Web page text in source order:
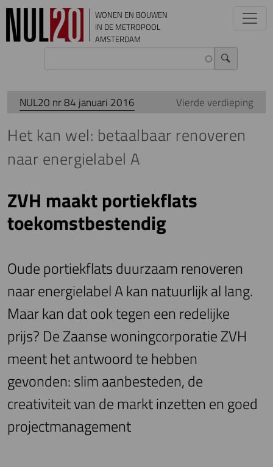
Overslaan en naar de inhoud gaan
WONEN EN BOUWEN
IN DE METROPOOL
AMSTERDAM
NUL20 nr 84 januari 2016 Vierde verdieping
Het kan wel: betaalbaar renoveren
naar energielabel A
ZVH maakt portiekflats
toekomstbestendig
Oude portiekflats duurzaam renoveren
naar energielabel A kan natuurlijk al lang.
Maar kan dat ook tegen een redelijke
prijs? De Zaanse woningcorporatie ZVH
meent het antwoord te hebben
gevonden: slim aanbesteden, de
creativiteit van de markt inzetten en goed
projectmanagement